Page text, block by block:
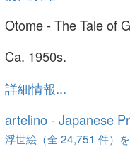
Otome - The Tale of
Ca. 1950s.
詳細情報...
artelino - Japanese
浮世絵（全 24,751 件）